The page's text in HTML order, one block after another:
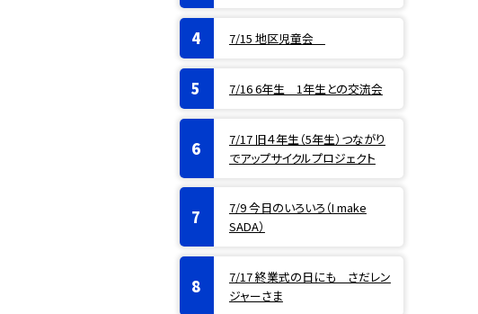
7/15 地区児童会
7/16 6年生 1年生との交流会
7/17 旧４年生（5年生）つながり
でアップサイクルプロジェクト
7/9 今日のいろいろ（I make
SADA）
7/17 終業式の日にも さだレン
ジャーさま